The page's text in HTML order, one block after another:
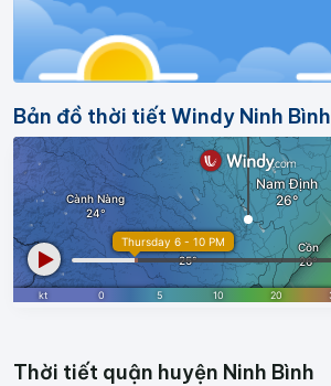
Bản đồ thời tiết Windy Ninh Bình
Thời tiết quận huyện Ninh Bình